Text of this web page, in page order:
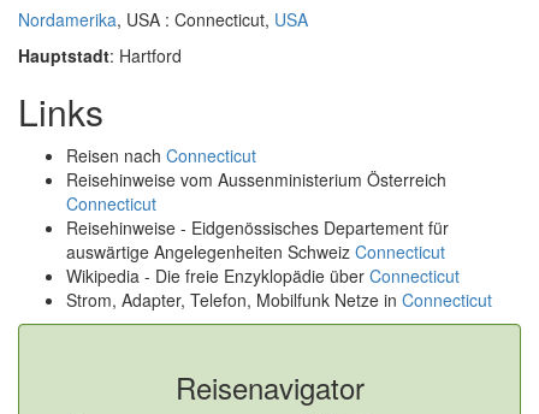
Nordamerika, USA : Connecticut, USA
Hauptstadt: Hartford
Links
Reisen nach Connecticut
Reisehinweise vom Aussenministerium Österreich
Connecticut
Reisehinweise - Eidgenössisches Departement für
auswärtige Angelegenheiten Schweiz Connecticut
Wikipedia - Die freie Enzyklopädie über Connecticut
Strom, Adapter, Telefon, Mobilfunk Netze in Connecticut
Reisenavigator